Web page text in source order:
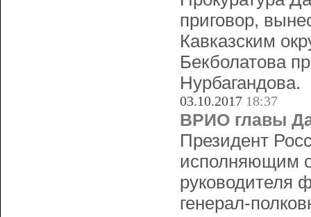
приговор,
Кавказским
Бекболатова
Нурбагандова.
03.10.2017 18:37
ВРИО главы
Президент
исполняющим
руководителя
генерал-